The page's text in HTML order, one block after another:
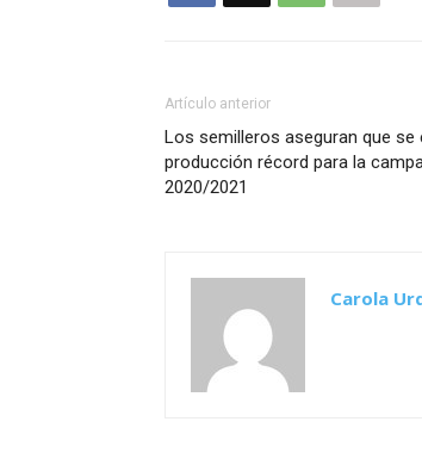
Artículo anterior
Los semilleros aseguran que se
producción récord para la
2020/2021
Carola